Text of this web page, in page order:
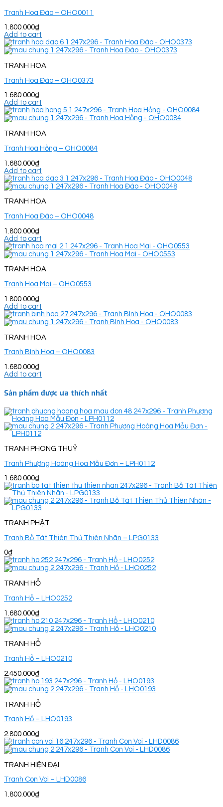
Tranh Hoa Đào – OHO0011
1.800.000₫
Add to cart
TRANH HOA
Tranh Hoa Đào – OHO0373
1.680.000₫
Add to cart
TRANH HOA
Tranh Hoa Hồng – OHO0084
1.680.000₫
Add to cart
TRANH HOA
Tranh Hoa Đào – OHO0048
1.800.000₫
Add to cart
TRANH HOA
Tranh Hoa Mai – OHO0553
1.800.000₫
Add to cart
TRANH HOA
Tranh Bình Hoa – OHO0083
1.680.000₫
Add to cart
Sản phẩm được ưa thích nhất
TRANH PHONG THUỶ
Tranh Phượng Hoàng Hoa Mẫu Đơn – LPH0112
1.680.000₫
TRANH PHẬT
Tranh Bồ Tát Thiên Thủ Thiên Nhãn – LPG0133
0₫
TRANH HỔ
Tranh Hổ – LHO0252
1.680.000₫
TRANH HỔ
Tranh Hổ – LHO0210
2.450.000₫
TRANH HỔ
Tranh Hổ – LHO0193
2.800.000₫
TRANH HIỆN ĐẠI
Tranh Con Voi – LHD0086
1.800.000₫